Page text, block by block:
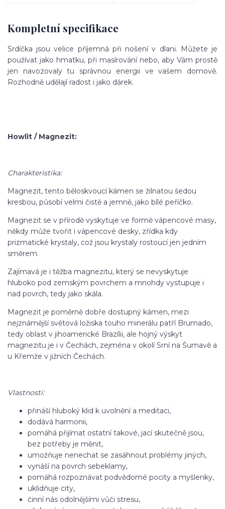
Kompletní specifikace
Srdíčka jsou velice příjemná při nošení v dlani. Můžete je
používat jako hmatku, při masírování nebo, aby Vám prostě
jen navozovaly tu správnou energii ve vašem domově.
Rozhodně udělají radost i jako dárek.
Howlit / Magnezit:
Charakteristika:
Magnezit, tento běloskvoucí kámen se žilnatou šedou
kresbou, působí velmi čistě a jemně, jako bílé peříčko.
Magnezit se v přírodě vyskytuje ve formě vápencové masy,
někdy může tvořit i vápencové desky, zřídka kdy
prizmatické krystaly, což jsou krystaly rostoucí jen jedním
směrem.
Zajímavá je i těžba magnezitu, který se nevyskytuje
hluboko pod zemským povrchem a mnohdy vystupuje i
nad povrch, tedy jako skála.
Magnezit je poměrně dobře dostupný kámen, mezi
nejznámější světová ložiska touho minerálu patří Brumado,
tedy oblast v jihoamerické Brazílii, ale hojný výskyt
magnezitu je i v Čechách, zejména v okolí Srní na Šumavě a
u Křemže v jižních Čechách.
Vlastnosti:
přináší hluboký klid k uvolnění a meditaci,
dodává harmonii,
pomáhá přijímat ostatní takové, jací skutečně jsou,
bez potřeby je měnit,
umožňuje nenechat se zasáhnout problémy jiných,
vynáší na povrch sebeklamy,
pomáhá rozpoznávat podvědomé pocity a myšlenky,
uklidňuje city,
činní nás odolnějšími vůči stresu,